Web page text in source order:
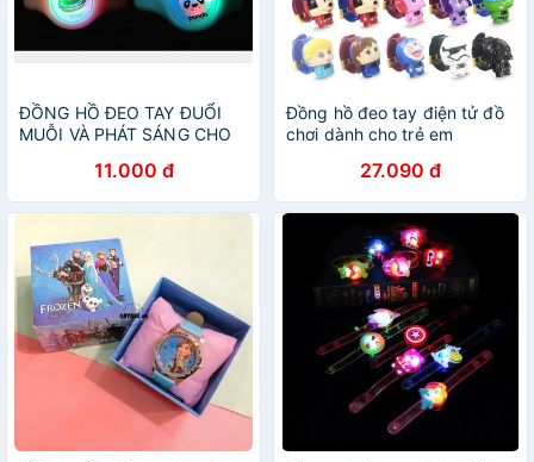
ĐỒNG HỒ ĐEO TAY ĐUỔI
MUỖI VÀ PHÁT SÁNG CHO
11.000 đ
Đồng hồ đeo tay điện tử đồ
chơi dành cho trẻ em
27.090 đ